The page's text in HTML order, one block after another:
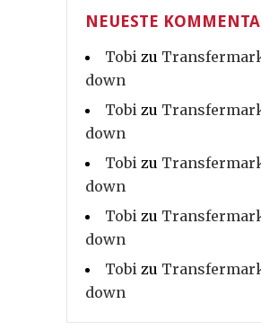
NEUESTE
Tobi zu
down
Tobi zu
down
Tobi zu
down
Tobi zu
down
Tobi zu
down